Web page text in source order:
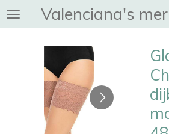
Ga
direct
hoofdinhoud
Valenciana's